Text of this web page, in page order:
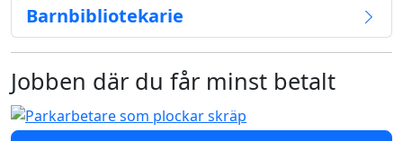
Barnbibliotekarie
Jobben där du får minst betalt